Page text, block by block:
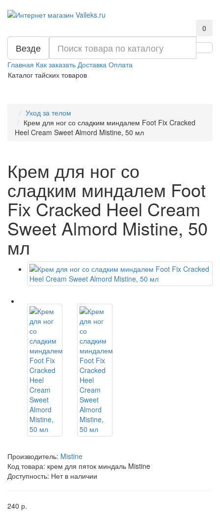
0
Везде
Главная Как заказать Доставка Оплата
Каталог тайских товаров
Уход за телом
Крем для ног со сладким миндалем Foot Fix Cracked
Heel Cream Sweet Almord Mistine, 50 мл
Крем для ног со
сладким миндалем Foot
Fix Cracked Heel Cream
Sweet Almord Mistine, 50
мл
Производитель: Mistine
Код товара: крем для пяток миндаль Mistine
Доступность: Нет в наличии
240 р.